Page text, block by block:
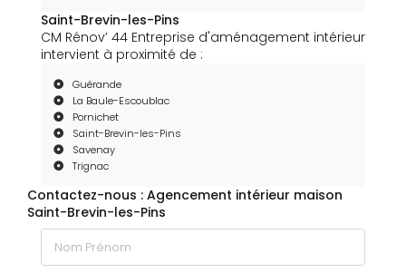
Saint-Brevin-les-Pins
CM Rénov’ 44 Entreprise d'aménagement intérieur
intervient à proximité de :
Guérande
La Baule-Escoublac
Pornichet
Saint-Brevin-les-Pins
Savenay
Trignac
Contactez-nous : Agencement intérieur maison
Saint-Brevin-les-Pins
Nom Prénom